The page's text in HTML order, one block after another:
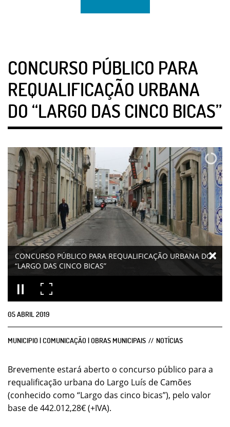
CONCURSO PÚBLICO PARA
REQUALIFICAÇÃO URBANA
DO “LARGO DAS CINCO BICAS”
CONCURSO PÚBLICO PARA REQUALIFICAÇÃO URBANA DO
“LARGO DAS CINCO BICAS”
05ABRIL 2019
MUNICIPIO | COMUNICAÇÃO | OBRAS MUNICIPAIS NOTÍCIAS
Brevemente estará aberto o concurso público para a
requalificação urbana do Largo Luís de Camões
(conhecido como “Largo das cinco bicas”), pelo valor
base de 442.012,28€ (+IVA).